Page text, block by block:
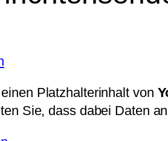
Platzhalterinhalt von
Sie, dass dabei Daten